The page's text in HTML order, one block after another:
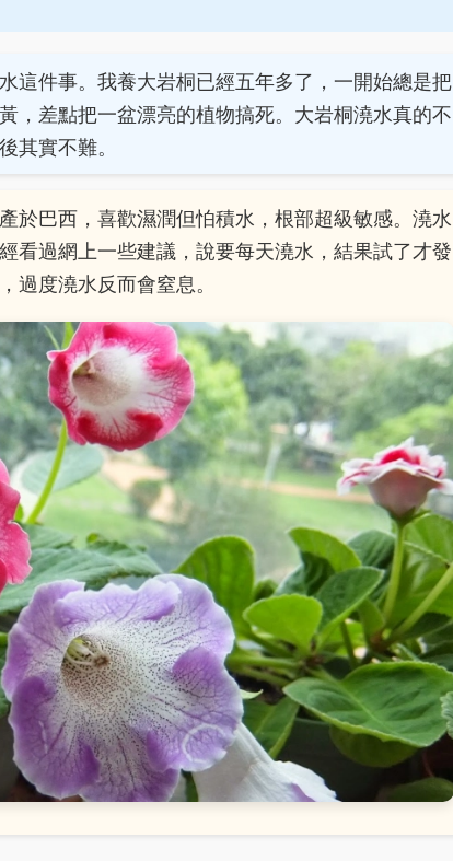
這件事。我養大岩桐已經五年多了，一開始總是把
，差點把一盆漂亮的植物搞死。大岩桐澆水真的不
其實不難。
於巴西，喜歡濕潤但怕積水，根部超級敏感。澆水
看過網上一些建議，說要每天澆水，結果試了才發
度澆水反而會窒息。